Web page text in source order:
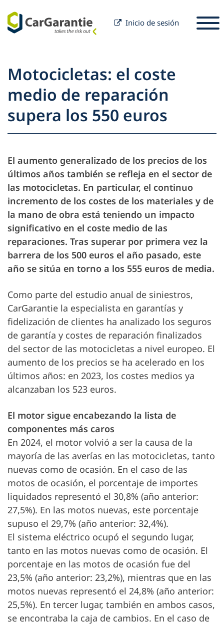
Inicio de sesión
Socios
Propietario del vehículo
Servicio y Soporte
Socios
Propietario del vehículo
Empresa
Motocicletas: el coste
medio de reparación
supera los 550 euros
El aumento generalizado de los precios de los
últimos años también se refleja en el sector de
las motocicletas. En particular, el continuo
incremento de los costes de los materiales y de
la mano de obra está teniendo un impacto
significativo en el coste medio de las
reparaciones. Tras superar por primera vez la
barrera de los 500 euros el año pasado, este
año se sitúa en torno a los 555 euros de media.
Como parte del estudio anual de siniestros,
CarGarantie la especialista en garantías y
fidelización de clientes ha analizado los seguros
de garantía y costes de reparación finalizados
del sector de las motocicletas a nivel europeo. El
aumento de los precios se ha acelerado en los
últimos años: en 2023, los costes medios ya
alcanzaban los 523 euros.
El motor sigue encabezando la lista de
componentes más caros
En 2024, el motor volvió a ser la causa de la
mayoría de las averías en las motocicletas, tanto
nuevas como de ocasión. En el caso de las
motos de ocasión, el porcentaje de importes
liquidados representó el 30,8% (año anterior:
27,5%). En las motos nuevas, este porcentaje
supuso el 29,7% (año anterior: 32,4%).
El sistema eléctrico ocupó el segundo lugar,
tanto en las motos nuevas como de ocasión. El
porcentaje en las motos de ocasión fue del
23,5% (año anterior: 23,2%), mientras que en las
motos nuevas representó el 24,8% (año anterior:
25,5%). En tercer lugar, también en ambos casos,
se encontraba la caja de cambios. En el caso de